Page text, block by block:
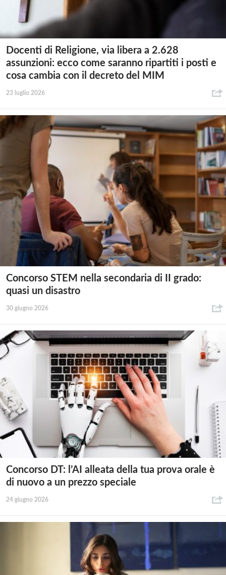
Docenti di Religione, via libera a 2.628
assunzioni: ecco come saranno ripartiti i posti e
cosa cambia con il decreto del MIM
23 luglio 2026
Concorso STEM nella secondaria di II grado:
quasi un disastro
30 giugno 2026
Concorso DT: l’AI alleata della tua prova orale è
di nuovo a un prezzo speciale
24 giugno 2026